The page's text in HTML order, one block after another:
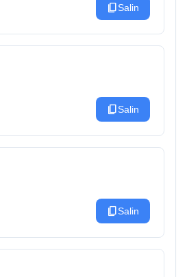
content_copySalin
content_copySalin
content_copySalin